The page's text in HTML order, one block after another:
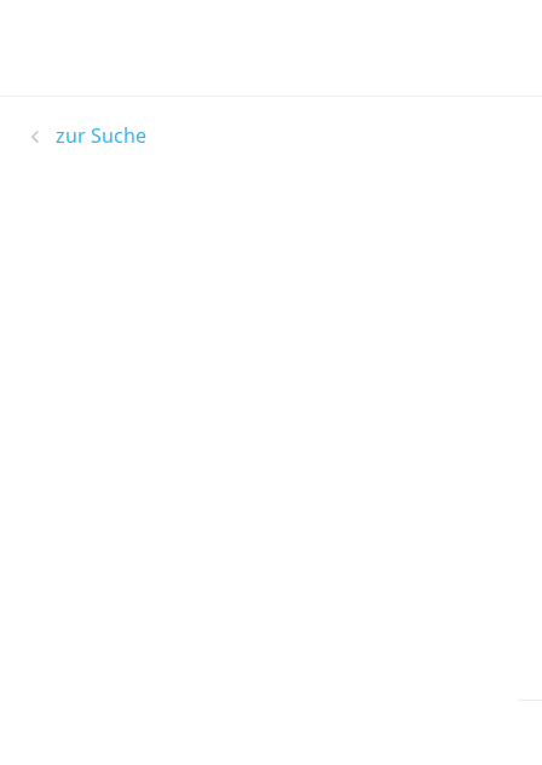
zur Suche